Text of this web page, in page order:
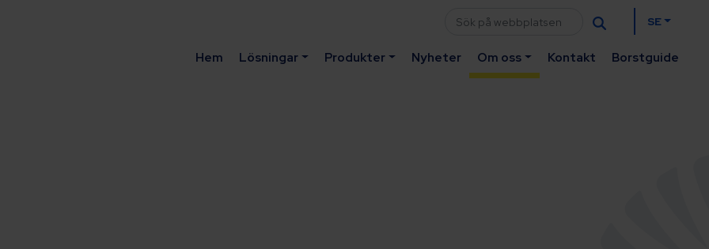
Hem Lösningar Produkter Nyheter Om oss Kontakt Borstguide
SE